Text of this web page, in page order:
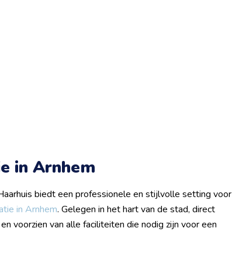
in Arnhem
biedt een professionele en stijlvolle setting voor
in Arnhem. Gelegen in het hart van de stad, direct
voorzien van alle faciliteiten die nodig zijn voor een